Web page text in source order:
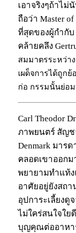
เอาจริงๆถ้าไม่นั
ถือว่า Master
ที่สุดของผู้กำกับ
คล้ายคลึง
สมมาตรระหว่า
เผด็จการได้ถูกย้
ก่อ กรรมนั้นย่อม
Carl Theodor
ภาพยนตร์ สัญชา
Denmark มาร
คลอดเขาออกม
พยายามทำแท้ง
อาศัยอยู่ยังสถา
อุปการะเลี้ยง
ไม่ใคร่สนใจใย
บุญคุณต่ออาหา